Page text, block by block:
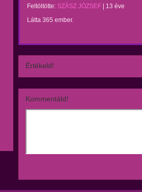
Feltöltötte: SZÁSZ JÓZSEF
13 éve
Látta 365 ember.
Értékeld!
Kommentáld!